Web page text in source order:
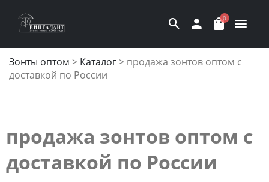
0
Зонты оптом > Каталог> продажа зонтов оптом с
доставкой по России
продажа зонтов оптом с
доставкой по России